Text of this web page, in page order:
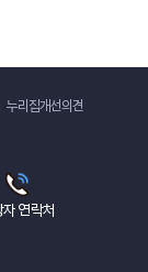
누리집개선의견
자 연락처